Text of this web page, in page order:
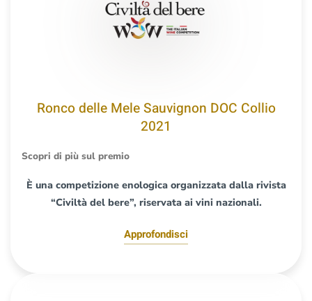
Ronco delle Mele Sauvignon DOC Collio
2021
Scopri di più sul premio
È una competizione enologica organizzata dalla rivista
“Civiltà del bere”, riservata ai vini nazionali.
Approfondisci